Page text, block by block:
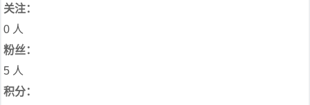
关注：
0 人
粉丝：
5 人
积分：